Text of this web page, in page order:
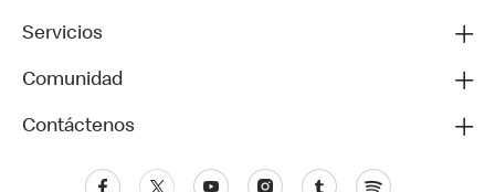
Servicios
Comunidad
Contáctenos